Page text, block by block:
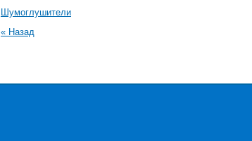
Шумоглушители
« Назад